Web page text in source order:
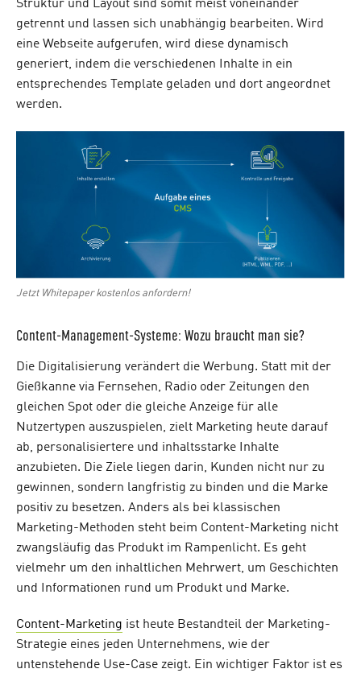
Struktur und Layout sind somit meist voneinander
getrennt und lassen sich unabhängig bearbeiten. Wird
eine Webseite aufgerufen, wird diese dynamisch
generiert, indem die verschiedenen Inhalte in ein
entsprechendes Template geladen und dort angeordnet
werden.
Jetzt Whitepaper kostenlos anfordern!
Content-Management-Systeme: Wozu braucht man sie?
Die Digitalisierung verändert die Werbung. Statt mit der
Gießkanne via Fernsehen, Radio oder Zeitungen den
gleichen Spot oder die gleiche Anzeige für alle
Nutzertypen auszuspielen, zielt Marketing heute darauf
ab, personalisiertere und inhaltsstarke Inhalte
anzubieten. Die Ziele liegen darin, Kunden nicht nur zu
gewinnen, sondern langfristig zu binden und die Marke
positiv zu besetzen. Anders als bei klassischen
Marketing-Methoden steht beim Content-Marketing nicht
zwangsläufig das Produkt im Rampenlicht. Es geht
vielmehr um den inhaltlichen Mehrwert, um Geschichten
und Informationen rund um Produkt und Marke.
Content-Marketing ist heute Bestandteil der Marketing-
Strategie eines jeden Unternehmens, wie der
untenstehende Use-Case zeigt. Ein wichtiger Faktor ist es